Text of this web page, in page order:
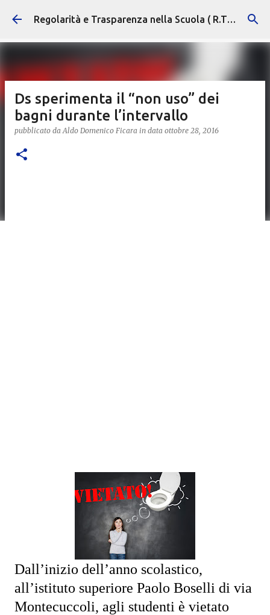
Passa ai contenuti principali Regolarità e Trasparenza nella Scuola ( R.T.S. )
Ds sperimenta il “non uso” dei
bagni durante l’intervallo
pubblicato daAldo Domenico Ficara in data ottobre 28, 2016
Dall’inizio dell’anno scolastico,
all’istituto superiore Paolo Boselli di via
Montecuccoli, agli studenti è vietato